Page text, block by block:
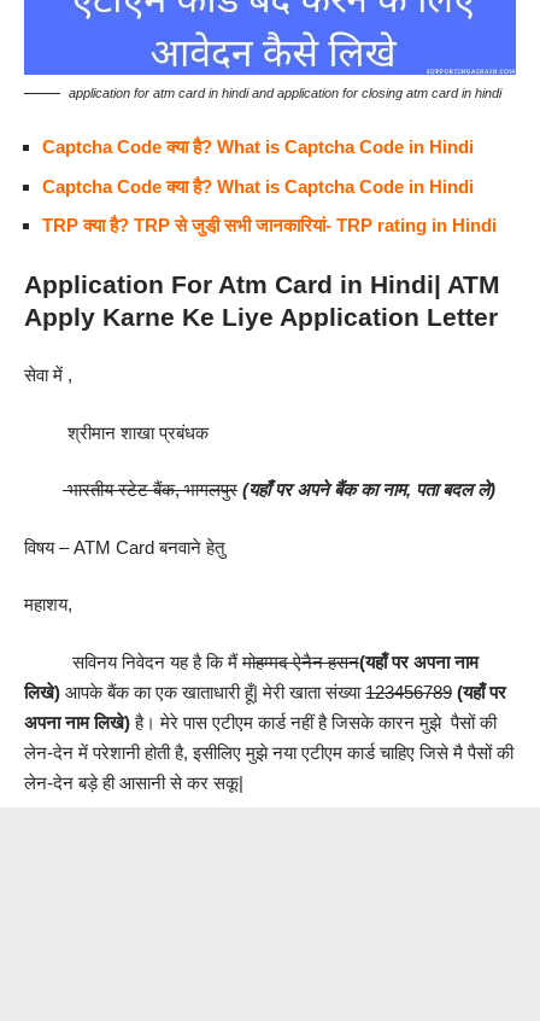
application for atm card in hindi and application for closing atm card in hindi
Captcha Code क्या है? What is Captcha Code in Hindi
Captcha Code क्या है? What is Captcha Code in Hindi
TRP क्या है? TRP से जुडी़ सभी जानकारियां- TRP rating in Hindi
Application For Atm Card in Hindi| ATM
Apply Karne Ke Liye Application Letter
सेवा में ,
श्रीमान शाखा प्रबंधक
भारतीय स्टेट बैंक, भागलपुर (यहाँ पर अपने बैंक का नाम, पता बदल ले)
विषय – ATM Card बनवाने हेतु
महाशय,
सविनय निवेदन यह है कि मैंमोहम्मद ऐनैन हसन(यहाँ पर अपना नाम
लिखे) आपके बैंक का एक खाताधारी हूँ| मेरी खाता संख्या123456789 (यहाँ पर
अपना नाम लिखे)है। मेरे पास एटीएम कार्ड नहीं है जिसके कारन मुझे पैसों की
लेन-देन में परेशानी होती है, इसीलिए मुझे नया एटीएम कार्ड चाहिए जिसे मै पैसों की
लेन-देन बड़े ही आसानी से कर सकू|